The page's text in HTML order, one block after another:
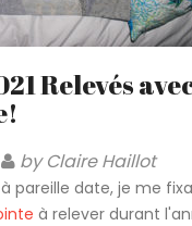
Relevés
by Claire Haillot
pareille date, je me
à relever durant